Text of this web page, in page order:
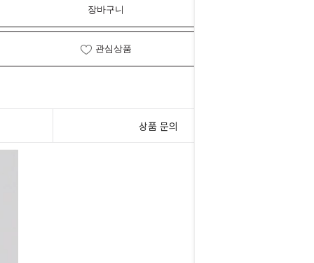
장바구니
관심상품
상품 문의